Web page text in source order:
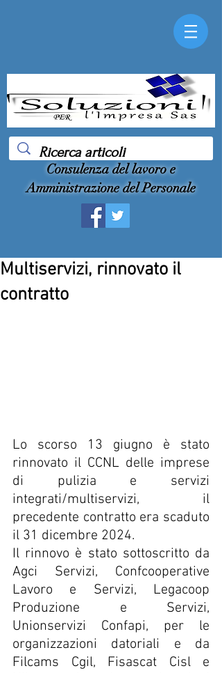
Consulenza del lavoro e
Amministrazione del Personale
Multiservizi, rinnovato il
contratto
Lo scorso 13 giugno è stato
rinnovato il CCNL delle imprese
di pulizia e servizi
integrati/multiservizi, il
precedente contratto era scaduto
il 31 dicembre 2024.
Il rinnovo è stato sottoscritto da
Agci Servizi, Confcooperative
Lavoro e Servizi, Legacoop
Produzione e Servizi,
Unionservizi Confapi, per le
organizzazioni datoriali e da
Filcams Cgil, Fisascat Cisl e